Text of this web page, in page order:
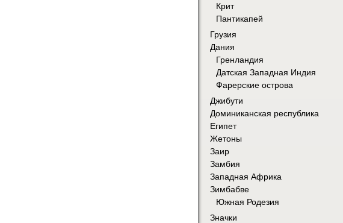
Крит
Пантикапей
Грузия
Дания
Гренландия
Датская Западная Индия
Фарерские острова
Джибути
Доминиканская республика
Египет
Жетоны
Заир
Замбия
Западная Африка
Зимбабве
Южная Родезия
Значки